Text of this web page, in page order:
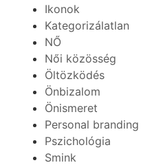
Ikonok
Kategorizálatlan
NŐ
Női közösség
Öltözködés
Önbizalom
Önismeret
Personal branding
Pszichológia
Smink